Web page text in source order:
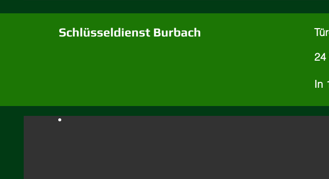
Schlüsseldienst Burbach
24
In